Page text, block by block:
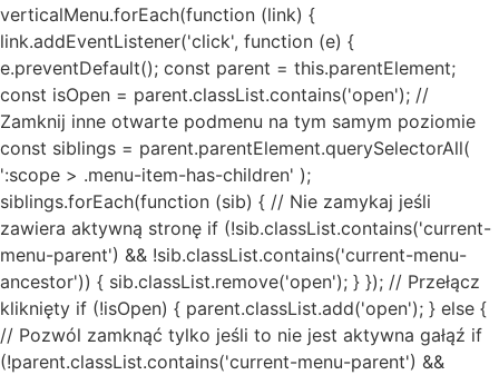
verticalMenu.forEach(function (link) {
link.addEventListener('click', function (e) {
e.preventDefault(); const parent = this.parentElement;
const isOpen = parent.classList.contains('open'); //
Zamknij inne otwarte podmenu na tym samym poziomie
const siblings = parent.parentElement.querySelectorAll(
':scope > .menu-item-has-children' );
siblings.forEach(function (sib) { // Nie zamykaj jeśli
zawiera aktywną stronę if (!sib.classList.contains('current-
menu-parent') && !sib.classList.contains('current-menu-
ancestor')) { sib.classList.remove('open'); } }); // Przełącz
kliknięty if (!isOpen) { parent.classList.add('open'); } else {
// Pozwól zamknąć tylko jeśli to nie jest aktywna gałąź if
(!parent.classList.contains('current-menu-parent') &&